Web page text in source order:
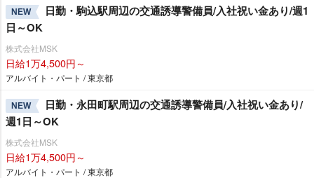
NEW
日勤・駒込駅周辺の交通誘導警備員/入社祝い金あり/週1
日～OK
株式会社MSK
日給1万4,500円～
アルバイト・パート / 東京都
NEW
日勤・永田町駅周辺の交通誘導警備員/入社祝い金あり/
週1日～OK
株式会社MSK
日給1万4,500円～
アルバイト・パート / 東京都